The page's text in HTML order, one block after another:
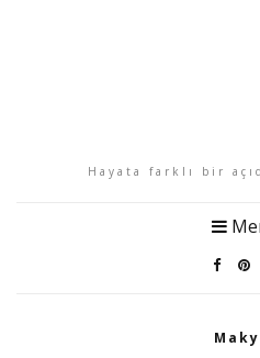
Hayata farklı bir